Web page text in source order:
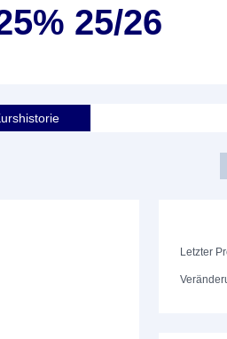
25/26
Letzter